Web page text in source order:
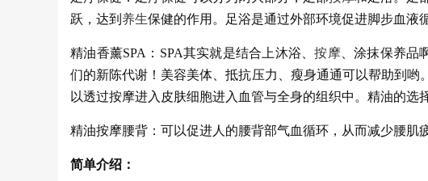
跃，达到 养生保健的作用。足浴是通过外部环境促进脚步血液
精油香薰SPA：SPA其实就是结合上沐浴、按摩、涂抹保养品
们的新陈代谢！美容美体、抵抗压力、瘦身通通可以帮助到
以透过按摩进入皮肤细胞进入血管与全身的组织中。精油的选
精油按摩腰背：可以促进人的腰背部气血循环，从而减少腰肌
简单介绍：